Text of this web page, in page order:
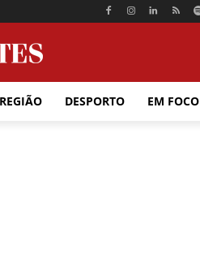
REGIÃO DESPORTO EM FOCO